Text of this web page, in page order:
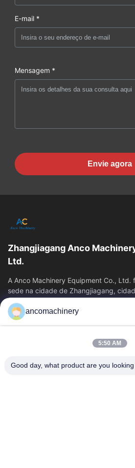
E-mail *
Mensagem *
Envie agora
Zhangjiagang Anco
Ltd.
A Anco Machinery Equipment Co.,
sede na cidade de Zhangjiagang,
de Jiangsu.
Links Rápidos
Quem
Fábrica
ancomachinery
5:50 AM
Good day, what product are you